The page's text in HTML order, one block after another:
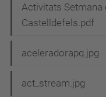
Activitats Setmana
Castelldefels.pdf
aceleradorapq.jpg
act_stream.jpg